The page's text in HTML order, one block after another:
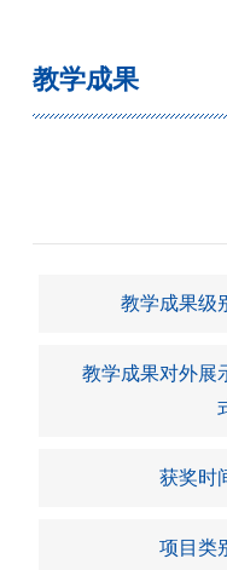
教学成果
教学成果级
教学成果对外展
获奖时
项目类